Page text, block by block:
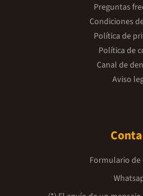
Preguntas
Condiciones
Política de
Política de
Canal de
Aviso
Formulario